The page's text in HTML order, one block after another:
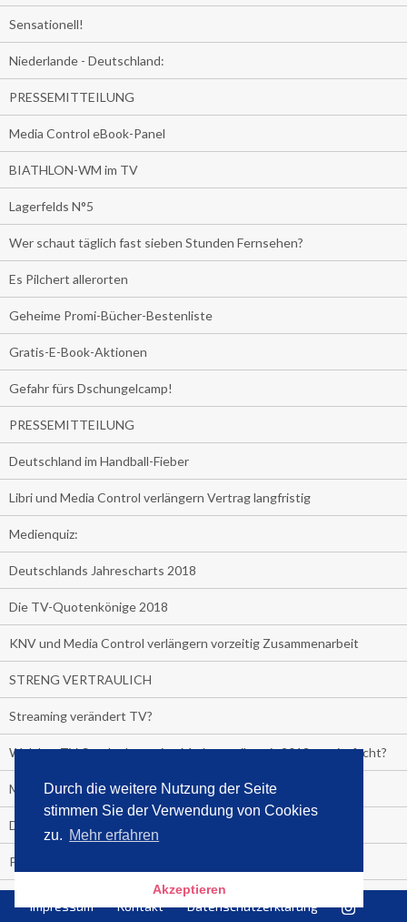
Durch die weitere Nutzung der Seite
stimmen Sie der Verwendung von Cookies
zu. Mehr erfahren
Akzeptieren
Sensationell!
Niederlande - Deutschland:
PRESSEMITTEILUNG
Media Control eBook-Panel
BIATHLON-WM im TV
Lagerfelds N°5
Wer schaut täglich fast sieben Stunden Fernsehen?
Es Pilchert allerorten
Geheime Promi-Bücher-Bestenliste
Gratis-E-Book-Aktionen
Gefahr fürs Dschungelcamp!
PRESSEMITTEILUNG
Deutschland im Handball-Fieber
Libri und Media Control verlängern Vertrag langfristig
Medienquiz:
Deutschlands Jahrescharts 2018
Die TV-Quotenkönige 2018
KNV und Media Control verlängern vorzeitig Zusammenarbeit
STRENG VERTRAULICH
Streaming verändert TV?
Welcher TV-Sender hat seine Marktanteile seit 2013 vervierfacht?
Michelle for President!
Das gruseligste Buch aller Zeiten
Promi-Biografien
Kerkeling erhält Spitzenfeder für meistverkauftes Buch
Impressum Kontakt Datenschutzerklärung